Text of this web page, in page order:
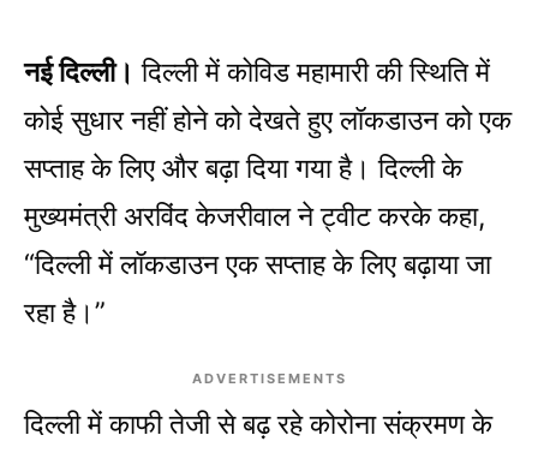
नई दिल्ली। दिल्ली में कोविड महामारी की स्थिति में
कोई सुधार नहीं होने को देखते हुए लॉकडाउन को एक
सप्ताह के लिए और बढ़ा दिया गया है। दिल्ली के
मुख्यमंत्री अरविंद केजरीवाल ने ट्वीट करके कहा,
“दिल्ली में लॉकडाउन एक सप्ताह के लिए बढ़ाया जा
रहा है।”
ADVERTISEMENTS
दिल्ली में काफी तेजी से बढ़ रहे कोरोना संक्रमण के